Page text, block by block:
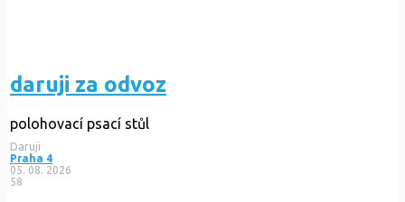
daruji za odvoz
polohovací psací stůl
Daruji
Praha 4
05. 08. 2026
58